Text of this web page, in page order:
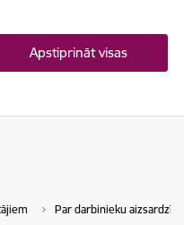
Apstiprināt visas
Par darbinieku aizsardzību